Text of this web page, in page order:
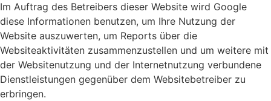
Im Auftrag des Betreibers dieser Website wird Google
diese Informationen benutzen, um Ihre Nutzung der
Website auszuwerten, um Reports über die
Websiteaktivitäten zusammenzustellen und um weitere mit
der Websitenutzung und der Internetnutzung verbundene
Dienstleistungen gegenüber dem Websitebetreiber zu
erbringen.